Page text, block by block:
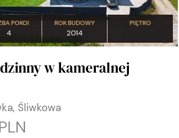
POKOI
4
ROK BUDOWY
2014
PIĘTRO
w kameralnej
Śliwkowa